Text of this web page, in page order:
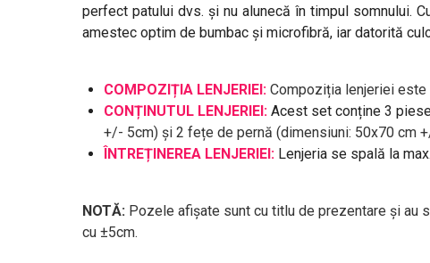
perfect patului dvs. și nu alunecă în timpul somnului.
amestec optim de bumbac și microfibră, iar datorită
COMPOZIȚIA LENJERIEI: Compoziția lenjeriei este
CONȚINUTUL LENJERIEI: Acest set conține 3
+/- 5cm) și 2 fețe de pernă (dimensiuni: 50x70 cm
ÎNTREȚINEREA LENJERIEI: Lenjeria se spală la
NOTĂ:Pozele afișate sunt cu titlu de prezentare și au
cu ±5cm.